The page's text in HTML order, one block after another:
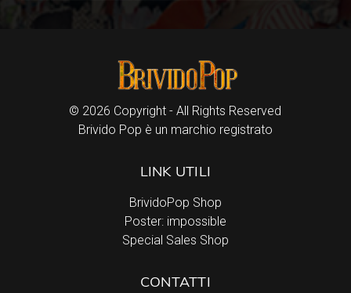
© 2026 Copyright - All Rights Reserved
Brivido Pop è un marchio registrato
LINK UTILI
BrividoPop Shop
Poster: impossible
Special Sales Shop
CONTATTI